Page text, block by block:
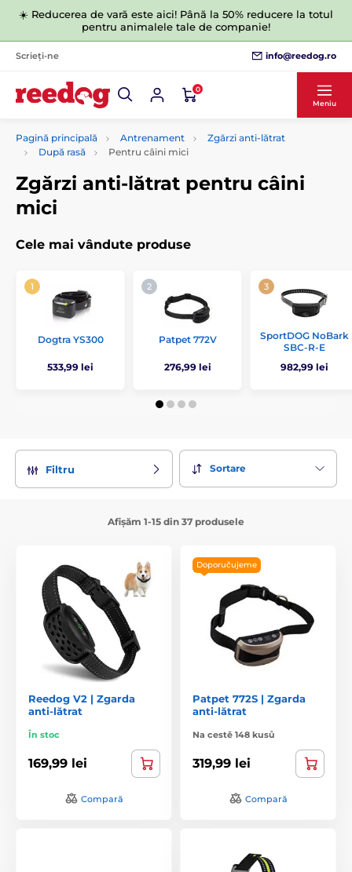
☀️ Reducerea de vară este aici! Până la 50% reducere la totul
pentru animalele tale de companie!
Scrieți-ne info@reedog.ro
0
Meniu
Pagină principală Antrenament
Zgărzi anti-lătrat
După rasă
Pentru câini mici
Zgărzi anti-lătrat pentru câini
mici
Cele mai vândute produse
Dogtra YS300
533,99 lei
Patpet 772V
276,99 lei
SportDOG NoBark
SBC-R-E
982,99 lei
Filtru Sortare
Afișăm 1-15 din 37 produsele
Reedog V2 | Zgarda
anti-lătrat
În stoc
169,99 lei
Compară
Doporučujeme
Patpet 772S | Zgarda
anti-lătrat
Na cestě 148 kusů
319,99 lei
Compară